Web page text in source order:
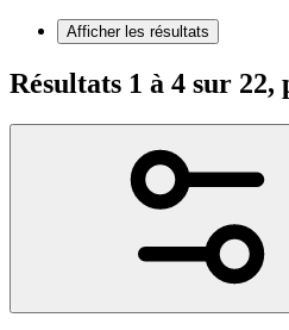
Afficher les résultats
Résultats 1 à 4 sur 22,